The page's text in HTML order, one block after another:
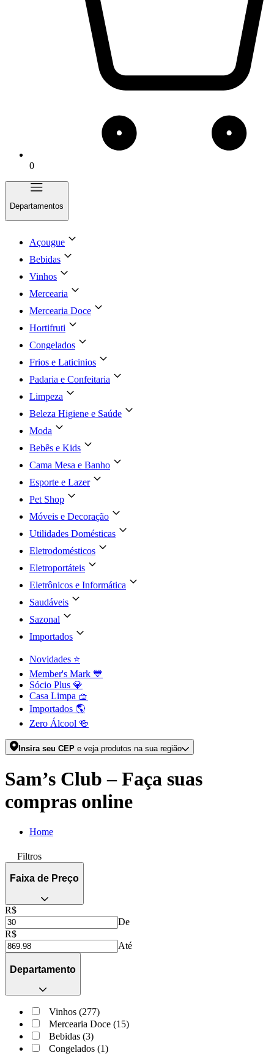
0
Departamentos
Açougue
Bebidas
Vinhos
Mercearia
Mercearia Doce
Hortifruti
Congelados
Frios e Laticinios
Padaria e Confeitaria
Limpeza
Beleza Higiene e Saúde
Moda
Bebês e Kids
Cama Mesa e Banho
Esporte e Lazer
Pet Shop
Móveis e Decoração
Utilidades Domésticas
Eletrodomésticos
Eletroportáteis
Eletrônicos e Informática
Saudáveis
Sazonal
Importados
Novidades ⭐
Member's Mark 💙
Sócio Plus 💎
Casa Limpa 🧺
Importados 🌎
Zero Álcool 🍻
Insira seu CEP e veja produtos na sua região
Sam’s Club – Faça suas
compras online
Home
Filtros
Faixa de Preço
R$
De
R$
Até
Departamento
Vinhos (277)
Mercearia Doce (15)
Bebidas (3)
Congelados (1)